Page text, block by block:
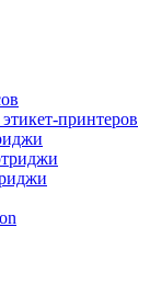
принтеров